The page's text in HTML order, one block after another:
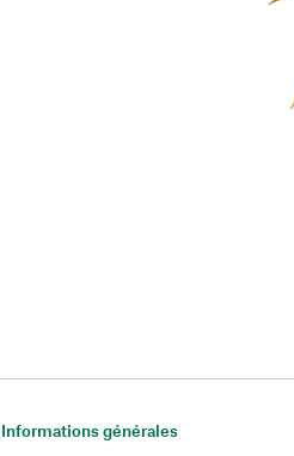
Informations générales